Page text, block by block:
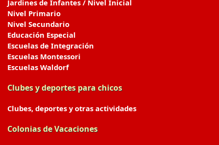
Jardines de Infantes / Nivel Inicial
Nivel Primario
Nivel Secundario
Educación Especial
Escuelas de Integración
Escuelas Montessori
Escuelas Waldorf
Clubes y deportes para chicos
Clubes, deportes y otras actividades
Colonias de Vacaciones